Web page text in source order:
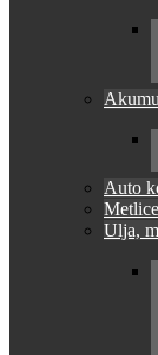
Auto
Ulja,